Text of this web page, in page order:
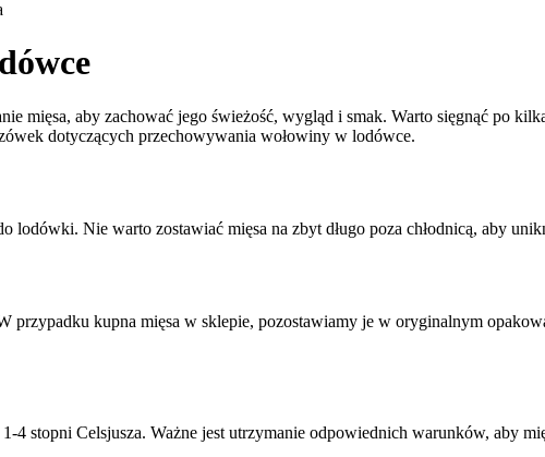
mięsa, aby zachować jego świeżość, wygląd i smak. Warto sięgnąć po
dotyczących przechowywania wołowiny w lodówce.
lodówki. Nie warto zostawiać mięsa na zbyt długo poza chłodnicą, aby
kupna mięsa w sklepie, pozostawiamy je w oryginalnym
4 stopni Celsjusza. Ważne jest utrzymanie odpowiednich warunków, aby